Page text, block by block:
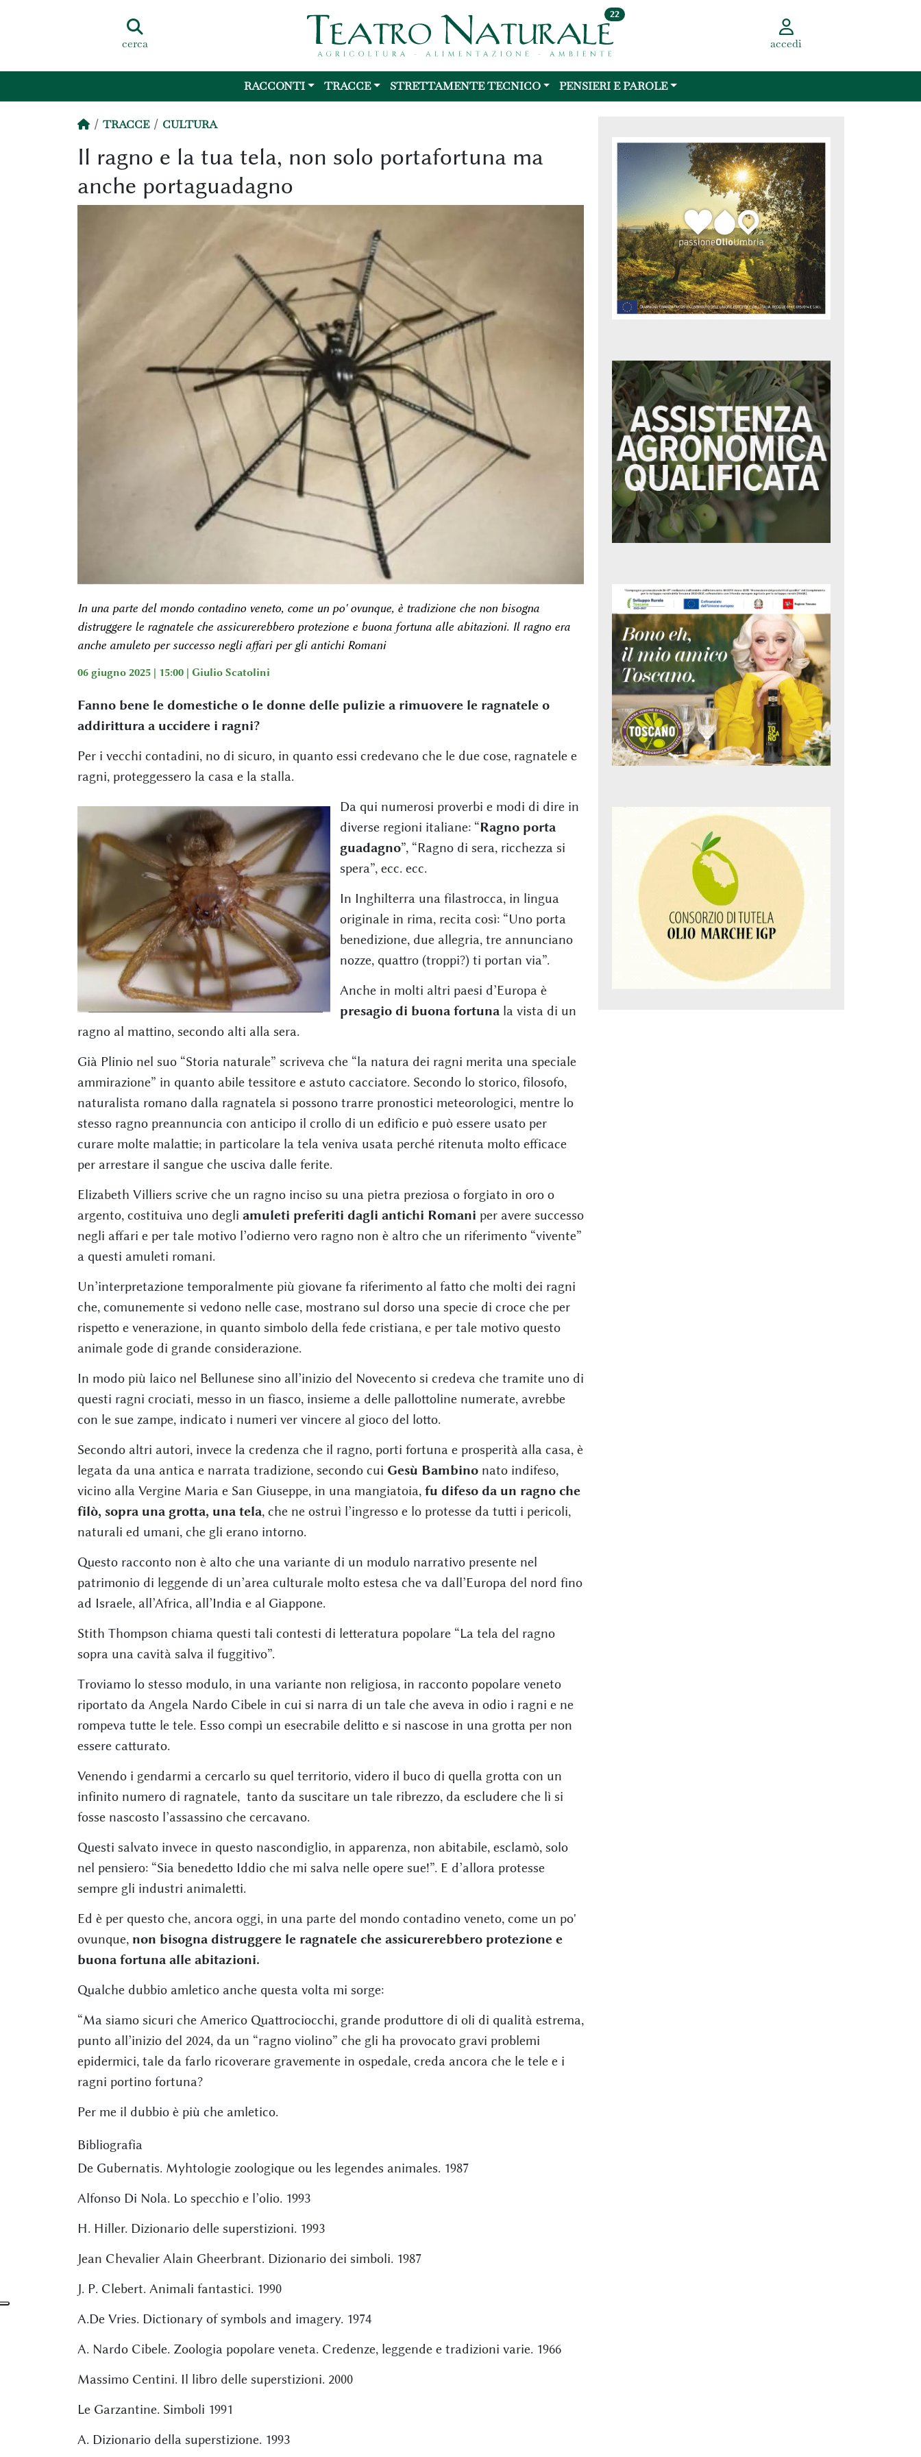
cerca
22
accedi
RACCONTI TRACCE STRETTAMENTE TECNICO PENSIERI E PAROLE
TRACCE CULTURA
Il ragno e la tua tela, non solo portafortuna ma
anche portaguadagno
In una parte del mondo contadino veneto, come un po' ovunque, è tradizione che non bisogna
distruggere le ragnatele che assicurerebbero protezione e buona fortuna alle abitazioni. Il ragno era
anche amuleto per successo negli affari per gli antichi Romani
06 giugno 2025 | 15:00 | Giulio Scatolini
Fanno bene le domestiche o le donne delle pulizie a rimuovere le ragnatele o
addirittura a uccidere i ragni?
Per i vecchi contadini, no di sicuro, in quanto essi credevano che le due cose, ragnatele e
ragni, proteggessero la casa e la stalla.
Da qui numerosi proverbi e modi di dire in
diverse regioni italiane: “Ragno porta
guadagno”, “Ragno di sera, ricchezza si
spera”, ecc. ecc.
In Inghilterra una filastrocca, in lingua
originale in rima, recita così: “Uno porta
benedizione, due allegria, tre annunciano
nozze, quattro (troppi?) ti portan via”.
Anche in molti altri paesi d’Europa è
presagio di buona fortuna la vista di un
ragno al mattino, secondo alti alla sera.
Già Plinio nel suo “Storia naturale” scriveva che “la natura dei ragni merita una speciale
ammirazione” in quanto abile tessitore e astuto cacciatore. Secondo lo storico, filosofo,
naturalista romano dalla ragnatela si possono trarre pronostici meteorologici, mentre lo
stesso ragno preannuncia con anticipo il crollo di un edificio e può essere usato per
curare molte malattie; in particolare la tela veniva usata perché ritenuta molto efficace
per arrestare il sangue che usciva dalle ferite.
Elizabeth Villiers scrive che un ragno inciso su una pietra preziosa o forgiato in oro o
argento, costituiva uno degli amuleti preferiti dagli antichi Romani per avere successo
negli affari e per tale motivo l’odierno vero ragno non è altro che un riferimento “vivente”
a questi amuleti romani.
Un’interpretazione temporalmente più giovane fa riferimento al fatto che molti dei ragni
che, comunemente si vedono nelle case, mostrano sul dorso una specie di croce che per
rispetto e venerazione, in quanto simbolo della fede cristiana, e per tale motivo questo
animale gode di grande considerazione.
In modo più laico nel Bellunese sino all’inizio del Novecento si credeva che tramite uno di
questi ragni crociati, messo in un fiasco, insieme a delle pallottoline numerate, avrebbe
con le sue zampe, indicato i numeri ver vincere al gioco del lotto.
Secondo altri autori, invece la credenza che il ragno, porti fortuna e prosperità alla casa, è
legata da una antica e narrata tradizione, secondo cui Gesù Bambinonato indifeso,
vicino alla Vergine Maria e San Giuseppe, in una mangiatoia, fu difeso da un ragno che
filò, sopra una grotta, una tela, che ne ostruì l’ingresso e lo protesse da tutti i pericoli,
naturali ed umani, che gli erano intorno.
Questo racconto non è alto che una variante di un modulo narrativo presente nel
patrimonio di leggende di un’area culturale molto estesa che va dall’Europa del nord fino
ad Israele, all’Africa, all’India e al Giappone.
Stith Thompson chiama questi tali contesti di letteratura popolare “La tela del ragno
sopra una cavità salva il fuggitivo”.
Troviamo lo stesso modulo, in una variante non religiosa, in racconto popolare veneto
riportato da Angela Nardo Cibele in cui si narra di un tale che aveva in odio i ragni e ne
rompeva tutte le tele. Esso compì un esecrabile delitto e si nascose in una grotta per non
essere catturato.
Venendo i gendarmi a cercarlo su quel territorio, videro il buco di quella grotta con un
infinito numero di ragnatele, tanto da suscitare un tale ribrezzo, da escludere che lì si
fosse nascosto l’assassino che cercavano.
Questi salvato invece in questo nascondiglio, in apparenza, non abitabile, esclamò, solo
nel pensiero: “Sia benedetto Iddio che mi salva nelle opere sue!”. E d’allora protesse
sempre gli industri animaletti.
Ed è per questo che, ancora oggi, in una parte del mondo contadino veneto, come un po'
ovunque, non bisogna distruggere le ragnatele che assicurerebbero protezione e
buona fortuna alle abitazioni.
Qualche dubbio amletico anche questa volta mi sorge:
“Ma siamo sicuri che Americo Quattrociocchi, grande produttore di oli di qualità estrema,
punto all’inizio del 2024, da un “ragno violino” che gli ha provocato gravi problemi
epidermici, tale da farlo ricoverare gravemente in ospedale, creda ancora che le tele e i
ragni portino fortuna?
Per me il dubbio è più che amletico.
Bibliografia
De Gubernatis. Myhtologie zoologique ou les legendes animales. 1987
Alfonso Di Nola. Lo specchio e l’olio. 1993
H. Hiller. Dizionario delle superstizioni. 1993
Jean Chevalier Alain Gheerbrant. Dizionario dei simboli. 1987
J. P. Clebert. Animali fantastici. 1990
A.De Vries. Dictionary of symbols and imagery. 1974
A. Nardo Cibele. Zoologia popolare veneta. Credenze, leggende e tradizioni varie. 1966
Massimo Centini. Il libro delle superstizioni. 2000
Le Garzantine. Simboli 1991
A. Dizionario della superstizione. 1993